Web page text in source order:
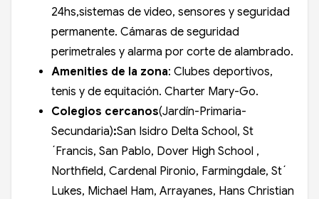
24hs,sistemas de video, sensores y seguridad
permanente. Cámaras de seguridad
perimetrales y alarma por corte de alambrado.
Amenities de la zona: Clubes deportivos,
tenis y de equitación. Charter Mary-Go.
Colegios cercanos(Jardín-Primaria-
Secundaria):San Isidro Delta School, St
´Francis, San Pablo, Dover High School ,
Northfield, Cardenal Pironio, Farmingdale, St´
Lukes, Michael Ham, Arrayanes, Hans Christian